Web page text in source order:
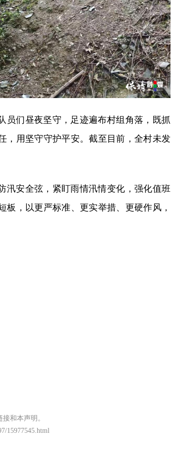
员们昼夜坚守，足迹遍布村组角落，既抓
，用坚守守护平安。截至目前，全村未发
汛安全弦，紧盯雨情汛情变化，强化值班
，以更严标准、更实举措、更硬作风，
和本声明。
15977545.html